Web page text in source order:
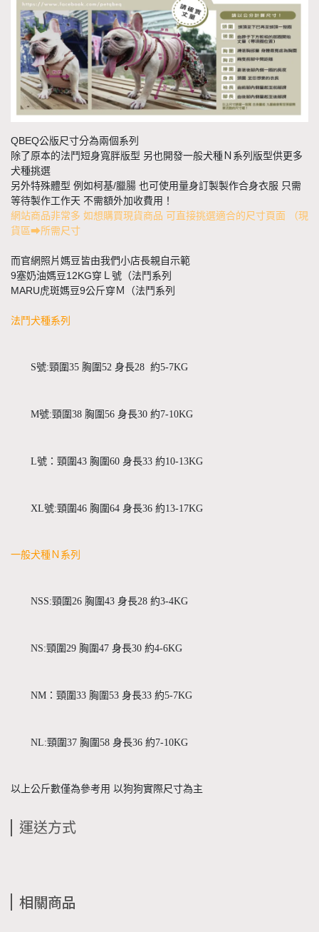
QBEQ公版尺寸分為兩個系列
除了原本的法鬥短身寬胖版型 另也開發一般犬種Ｎ系列版型供更多
犬種挑選
另外特殊體型 例如柯基/臘腸 也可使用量身訂製製作合身衣服 只需
等待製作工作天 不需額外加收費用！
網站商品非常多 如想購買現貨商品 可直接挑選適合的尺寸頁面 （現
貨區➡所需尺寸
而官網照片媽豆皆由我們小店長親自示範
9塞奶油媽豆12KG穿Ｌ號（法鬥系列
MARU虎斑媽豆9公斤穿Ｍ（法鬥系列
法鬥犬種系列
S號:頸圍35 胸圍52 身長28  約5-7KG
M號:頸圍38 胸圍56 身長30 約7-10KG
L號：頸圍43 胸圍60 身長33 約10-13KG
XL號:頸圍46 胸圍64 身長36 約13-17KG
一般犬種Ｎ系列
NSS:頸圍26 胸圍43 身長28 約3-4KG
NS:頸圍29 胸圍47 身長30 約4-6KG
NM：頸圍33 胸圍53 身長33 約5-7KG
NL:頸圍37 胸圍58 身長36 約7-10KG
以上公斤數僅為參考用 以狗狗實際尺寸為主
運送方式
相關商品